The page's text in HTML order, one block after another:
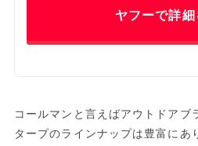
ヤフーで詳細
コールマンと言えばアウトドアブ
タープのラインナップは豊富にあ